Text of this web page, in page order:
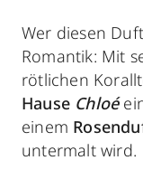
Wer diesen
Romantik: Mit
rötlichen
Hause Chloé
einem
untermalt wird.